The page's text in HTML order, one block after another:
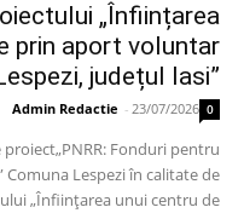
„Înființarea
prin aport voluntar
județul Iasi”
Admin Redactie - 23/07/2026 0
Fonduri pentru
Lespezi în calitate de
„Înființarea unui centru de